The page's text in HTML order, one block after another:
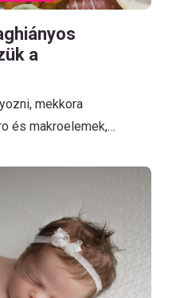
a
mekkora
és makroelemek,…